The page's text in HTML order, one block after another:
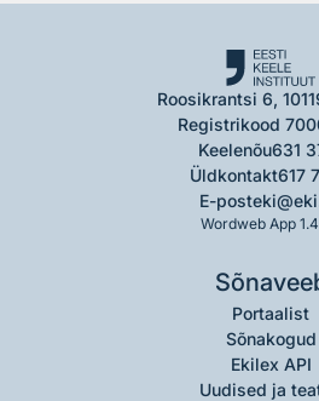
Roosikrantsi 6,
Registrikood
Keelenõu631
Üldkontakt617
E-post
Wordweb App
Portaalist
Sõnakogud
Ekilex API
Uudised ja